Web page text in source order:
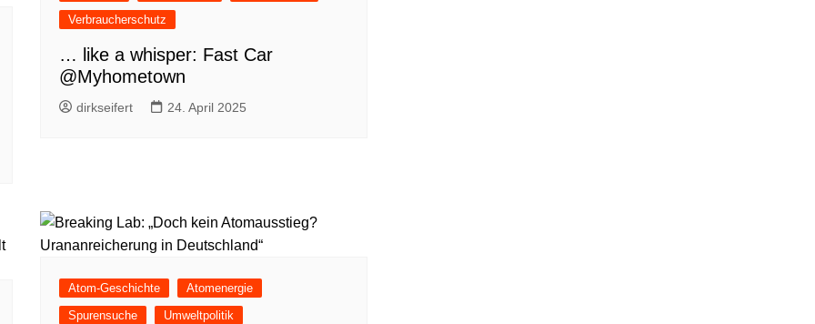
Verbraucherschutz
… like a whisper: Fast Car
@Myhometown
dirkseifert 24. April 2025
Atom-Geschichte
Atomenergie
Spurensuche
Umweltpolitik